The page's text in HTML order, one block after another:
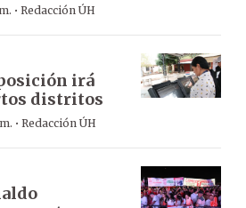
· Redacción ÚH
irá
distritos
· Redacción ÚH